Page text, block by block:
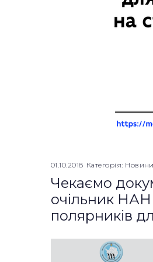
01.10.2018 Категорія: Новини
Чекаємо
очільник
полярників